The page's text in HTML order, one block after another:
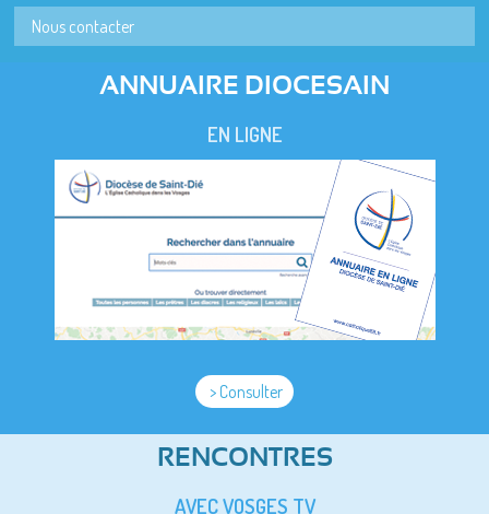
Nous contacter
ANNUAIRE DIOCESAIN
EN LIGNE
> Consulter
RENCONTRES
AVEC VOSGES TV